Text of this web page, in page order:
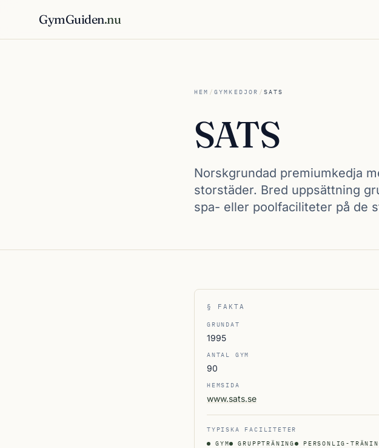
GymGuiden.nu
HEM / GYMKEDJOR / SATS
SATS
Norskgrundad premiumkedja
storstäder. Bred uppsättning
spa- eller poolfaciliteter på de
§ FAKTA
GRUNDAT
1995
ANTAL GYM
90
HEMSIDA
www.sats.se
TYPISKA FACILITETER
GYM
GRUPPTRÄNING PERSONLIG-